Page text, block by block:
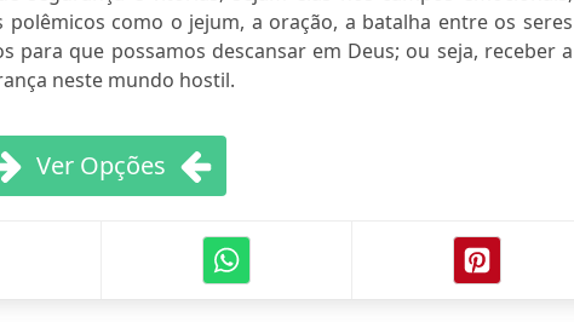
como o jejum, a oração, a batalha entre os seres
para que possamos descansar em Deus; ou seja, receber a
neste mundo hostil.
Ver Opções